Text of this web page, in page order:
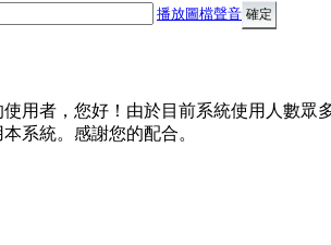
播放圖檔聲音
使用者，您好！由於目前系統使用人數眾
系統。感謝您的配合。